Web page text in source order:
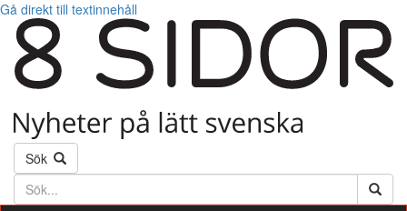
Gå direkt till textinnehåll
Sök
Söktext